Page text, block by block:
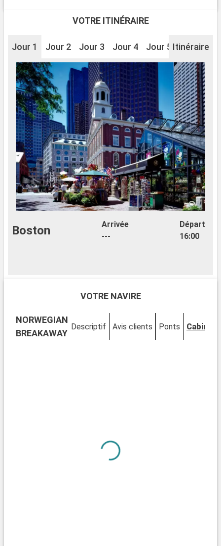
VOTRE ITINÉRAIRE
Jour 1 Jour 2 Jour 3 Jour 4 Jour 5 Jour 6
Itinéraire
Boston
Arrivée
---
Départ
16:00
VOTRE NAVIRE
NORWEGIAN
BREAKAWAY
Descriptif Avis clients Ponts Cabines